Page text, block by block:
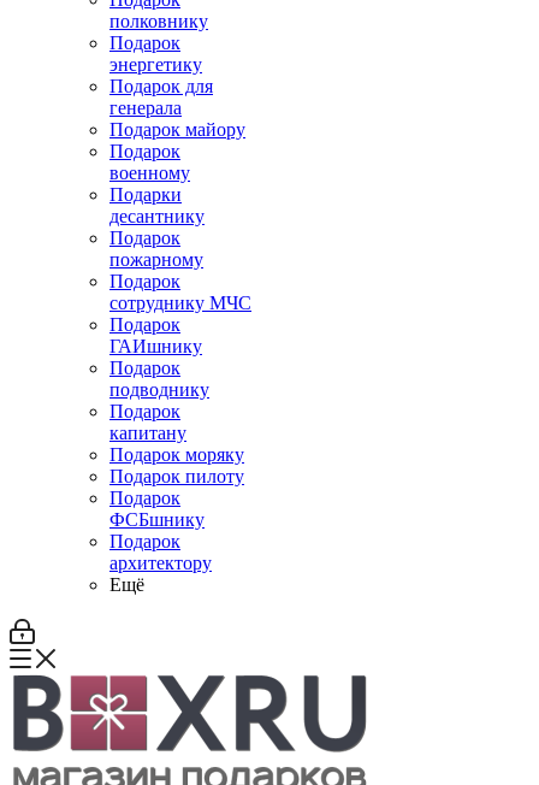
полковнику
Подарок
энергетику
Подарок для
генерала
Подарок майору
Подарок
военному
Подарки
десантнику
Подарок
пожарному
Подарок
сотруднику МЧС
Подарок
ГАИшнику
Подарок
подводнику
Подарок
капитану
Подарок моряку
Подарок пилоту
Подарок
ФСБшнику
Подарок
архитектору
Ещё